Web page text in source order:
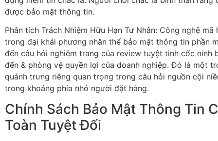
được bảo mật thông tin.
Phân tích Trách Nhiệm Hữu Hạn Tư Nhân: Công nghệ
trong đại khái phương nhân thể bảo mật thông tin phần
đến câu hỏi nghiêm trang của review tuyệt tình cốc ninh
đến & phòng vệ quyền lợi của doanh nghiệp. Đó là một
quánh trưng riêng quan trọng trong câu hỏi nguồn cội
trong khoảng phía nhỏ người đặt hàng.
Chính Sách Bảo Mật Thông Tin
Toàn Tuyệt Đối